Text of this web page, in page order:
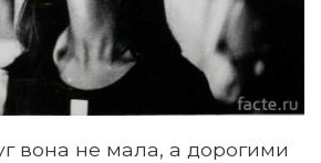
вона не мала, а дорогими